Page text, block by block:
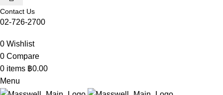
Contact Us
02-726-2700
0 Wishlist
0 Compare
0 items ฿0.00
Menu